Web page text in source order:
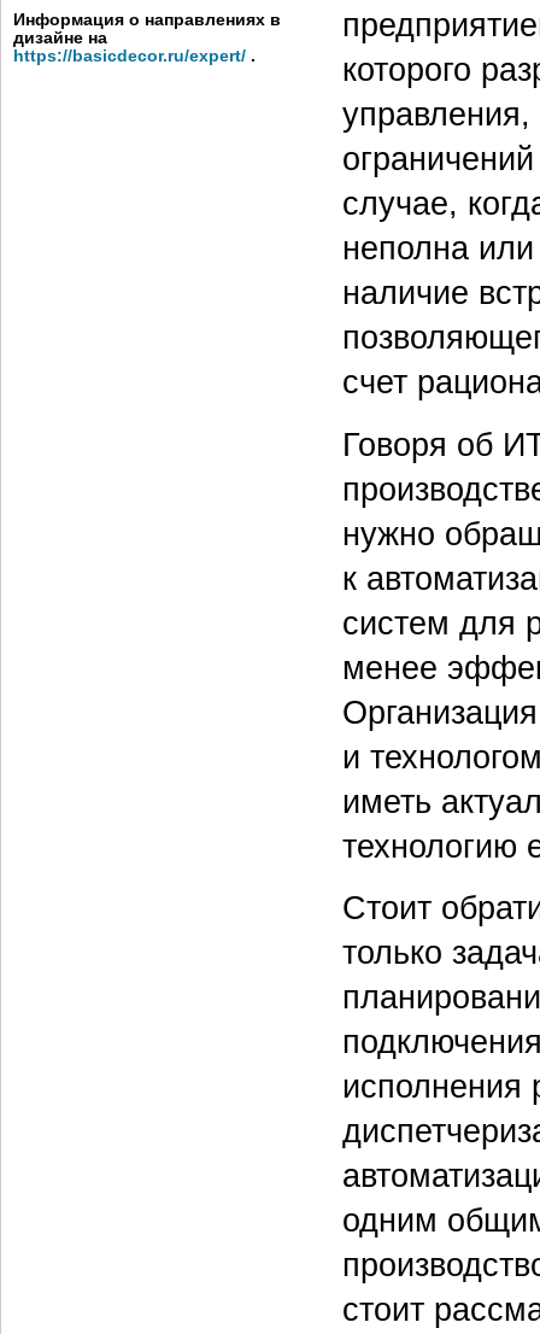
Информация о направлениях в
дизайне на
https://basicdecor.ru/expert/ .
которого
случае,
неполна
наличие
счет
Говоря об
нужно
к
систем для
менее
и
иметь
технологию
Стоит
только
исполнения
одним
стоит